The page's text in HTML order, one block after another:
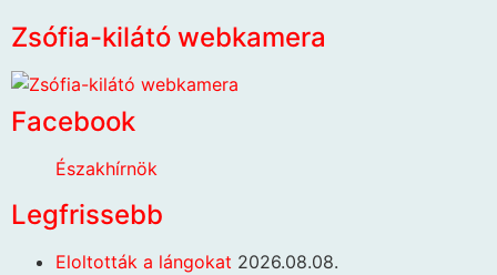
Zsófia-kilátó webkamera
Facebook
Északhírnök
Legfrissebb
Eloltották a lángokat 2026.08.08.